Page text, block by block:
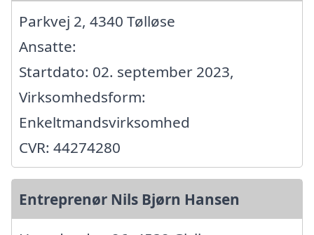
Parkvej 2, 4340 Tølløse
Ansatte:
Startdato: 02. september 2023,
Virksomhedsform:
Enkeltmandsvirksomhed
CVR: 44274280
Entreprenør Nils Bjørn Hansen